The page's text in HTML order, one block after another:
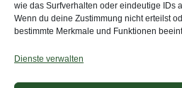
wie das Surfverhalten oder eindeutige IDs
Wenn du deine Zustimmung nicht erteilst
bestimmte Merkmale und Funktionen
Dienste verwalten